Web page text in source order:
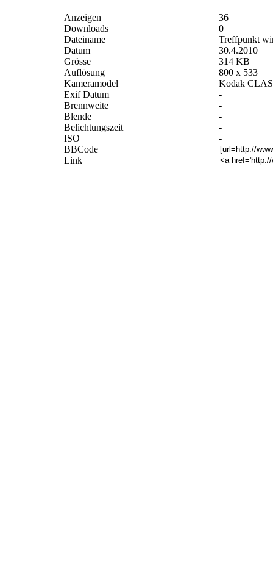
Anzeigen
36
Downloads
0
Dateiname
Treffpunkt
Datum
30.4.2010
Grösse
314 KB
Auflösung
800 x 533
Kameramodel
Kodak
Exif Datum
-
Brennweite
-
Blende
-
Belichtungszeit
-
ISO
-
BBCode
Link